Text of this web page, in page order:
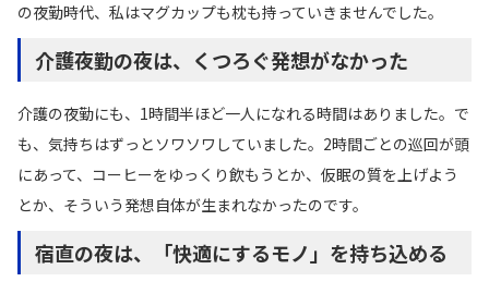
の夜勤時代、私はマグカップも枕も持っていきませんでした。
介護夜勤の夜は、くつろぐ発想がなかった
介護の夜勤にも、1時間半ほど一人になれる時間はありました。で
も、気持ちはずっとソワソワしていました。2時間ごとの巡回が頭
にあって、コーヒーをゆっくり飲もうとか、仮眠の質を上げよう
とか、そういう発想自体が生まれなかったのです。
宿直の夜は、「快適にするモノ」を持ち込める